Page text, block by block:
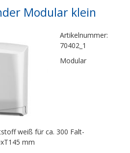
Modular klein
Artikelnummer:
70402_1
Modular
weiß für ca. 300 Falt-
mm